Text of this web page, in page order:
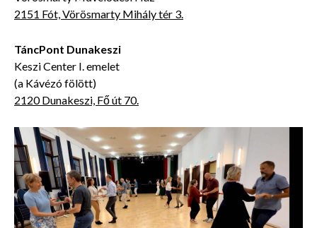
2151 Fót, Vörösmarty Mihály tér 3.
TáncPont Dunakeszi
Keszi Center I. emelet
(a Kávézó fölött)
2120 Dunakeszi, Fő út 70.